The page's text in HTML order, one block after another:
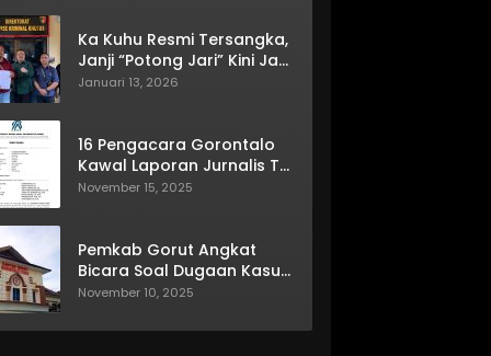
Ka Kuhu Resmi Tersangka,
Janji “Potong Jari” Kini Jadi
Bumerang
Januari 13, 2026
16 Pengacara Gorontalo
Kawal Laporan Jurnalis TV
One
November 15, 2025
Pemkab Gorut Angkat
Bicara Soal Dugaan Kasus
Asusila Oknum ASN
November 10, 2025